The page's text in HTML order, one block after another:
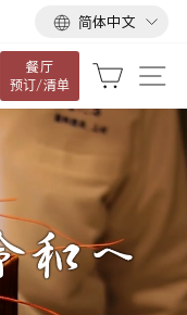
语
言
简体中文
餐厅
预订/清单
大车